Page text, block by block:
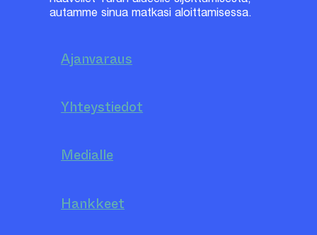
autamme sinua matkasi aloittamisessa.
Ajanvaraus
Yhteystiedot
Medialle
Hankkeet